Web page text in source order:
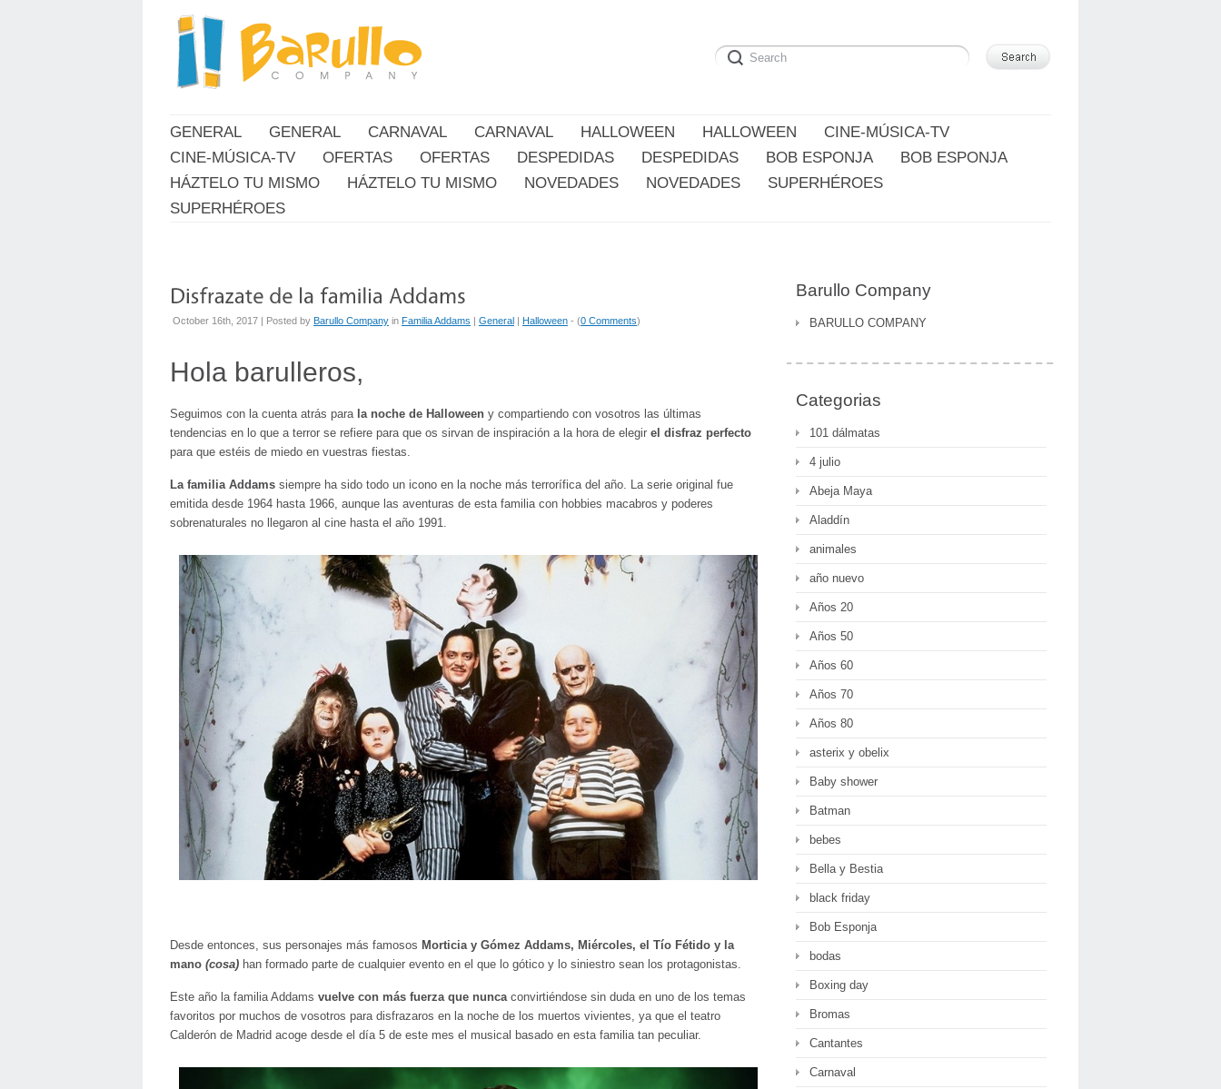
GENERAL GENERAL CARNAVAL CARNAVAL HALLOWEEN HALLOWEEN
CINE-MÚSICA-TV
CINE-MÚSICA-TV
OFERTAS OFERTAS DESPEDIDAS DESPEDIDAS BOB ESPONJA
BOB ESPONJA
HÁZTELO TU MISMO
HÁZTELO TU MISMO NOVEDADES NOVEDADES
SUPERHÉROES
SUPERHÉROES
October 16th, 2017 | Posted by Barullo Company in Familia Addams | General | Halloween - (0 Comments)
Hola barulleros,
Seguimos con la cuenta atrás para la noche de Halloween y compartiendo con vosotros las últimas
tendencias en lo que a terror se refiere para que os sirvan de inspiración a la hora de elegir el disfraz perfecto
para que estéis de miedo en vuestras fiestas.
La familia Addams siempre ha sido todo un icono en la noche más terrorífica del año. La serie original fue
emitida desde 1964 hasta 1966, aunque las aventuras de esta familia con hobbies macabros y poderes
sobrenaturales no llegaron al cine hasta el año 1991.
Desde entonces, sus personajes más famosos Morticia y Gómez Addams, Miércoles, el Tío Fétido y la
mano (cosa) han formado parte de cualquier evento en el que lo gótico y lo siniestro sean los protagonistas.
Este año la familia Addams vuelve con más fuerza que nuncaconvirtiéndose sin duda en uno de los temas
favoritos por muchos de vosotros para disfrazaros en la noche de los muertos vivientes, ya que el teatro
Calderón de Madrid acoge desde el día 5 de este mes el musical basado en esta familia tan peculiar.
Barullo Company
BARULLO COMPANY
Categorias
101 dálmatas
4 julio
Abeja Maya
Aladdín
animales
año nuevo
Años 20
Años 50
Años 60
Años 70
Años 80
asterix y obelix
Baby shower
Batman
bebes
Bella y Bestia
black friday
Bob Esponja
bodas
Boxing day
Bromas
Cantantes
Carnaval